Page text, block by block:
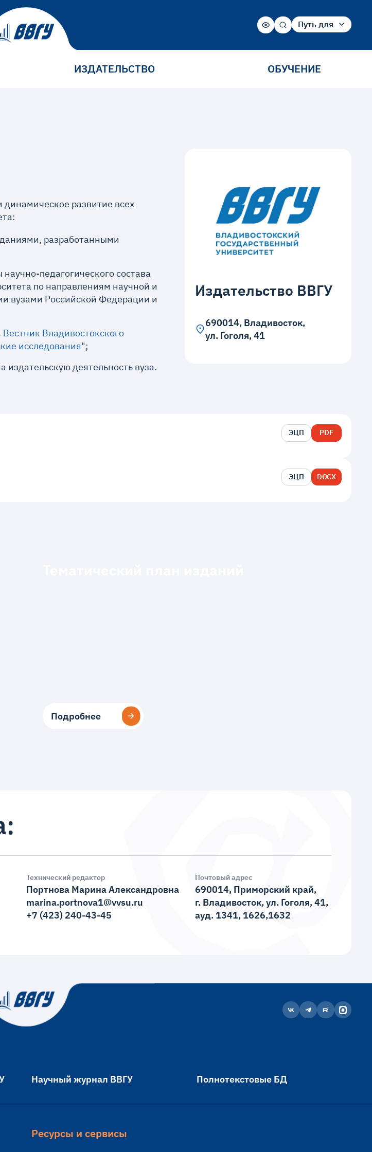
Путь для
Сотрудника
ИЗДАТЕЛЬСТВО ОБУЧЕНИЕ
развитие всех
разработанными
педагогического состава
по направлениям научной и
вузами Российской Федерации и
Владивостокского
исследования";
издательскую деятельность вуза.
Издательство ВВГУ
690014, Владивосток,
ул. Гоголя, 41
ЭЦП PDF
ЭЦП DOCX
Подробнее
Подробнее
Технический редактор
Портнова Марина Александровна
marina.portnova1@vvsu.ru
+7 (423) 240-43-45
Почтовый адрес
690014, Приморский край,
г. Владивосток, ул. Гоголя, 41,
ауд. 1341, 1626,1632
Научный журнал ВВГУ Полнотекстовые БД
Ресурсы и сервисы